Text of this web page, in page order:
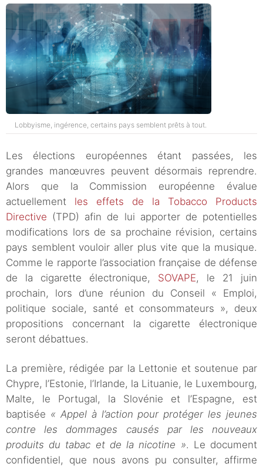
Lobbyisme, ingérence, certains pays semblent prêts à tout.
Les élections européennes étant passées, les
grandes manœuvres peuvent désormais reprendre.
Alors que la Commission européenne évalue
actuellement les effets de la Tobacco Products
Directive (TPD) afin de lui apporter de potentielles
modifications lors de sa prochaine révision, certains
pays semblent vouloir aller plus vite que la musique.
Comme le rapporte l’association française de défense
de la cigarette électronique, SOVAPE, le 21 juin
prochain, lors d’une réunion du Conseil « Emploi,
politique sociale, santé et consommateurs », deux
propositions concernant la cigarette électronique
seront débattues.
La première, rédigée par la Lettonie et soutenue par
Chypre, l’Estonie, l’Irlande, la Lituanie, le Luxembourg,
Malte, le Portugal, la Slovénie et l’Espagne, est
baptisée « Appel à l’action pour protéger les jeunes
contre les dommages causés par les nouveaux
produits du tabac et de la nicotine ». Le document
confidentiel, que nous avons pu consulter, affirme